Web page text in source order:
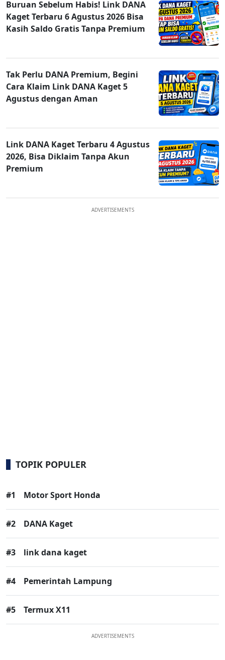
Buruan Sebelum Habis! Link DANA
Kaget Terbaru 6 Agustus 2026 Bisa
Kasih Saldo Gratis Tanpa Premium
Tak Perlu DANA Premium, Begini
Cara Klaim Link DANA Kaget 5
Agustus dengan Aman
Link DANA Kaget Terbaru 4 Agustus
2026, Bisa Diklaim Tanpa Akun
Premium
ADVERTISEMENTS
TOPIK POPULER
#1 Motor Sport Honda
#2 DANA Kaget
#3 link dana kaget
#4 Pemerintah Lampung
#5 Termux X11
ADVERTISEMENTS